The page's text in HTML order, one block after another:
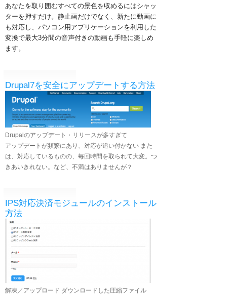
あなたを取り囲むすべての景色を収めるにはシャッ
ターを押すだけ。静止画だけでなく、新たに動画に
も対応し、パソコン用アプリケーションを利用した
変換で最大3分間の音声付きの動画も手軽に楽しめ
ます。
Drupal7を安全にアップデートする方法
Drupalのアップデート・リリースが多すぎて
アップデートが頻繁にあり、対応が追い付かない また
は、対応しているものの、毎回時間を取られて大変。つ
きあいきれない。など、不満はありませんが？
IPS対応決済モジュールのインストール
方法
解凍／アップロード ダウンロードした圧縮ファイル